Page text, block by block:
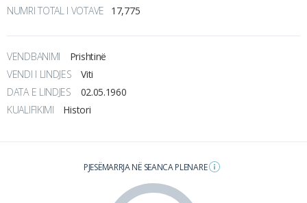
NUMRI TOTAL I VOTAVE
17,775
VENDBANIMI
Prishtinë
VENDI I LINDJES
Viti
DATA E LINDJES
02.05.1960
KUALIFIKIMI
Histori
PJESËMARRJA NË SEANCA PLENARE